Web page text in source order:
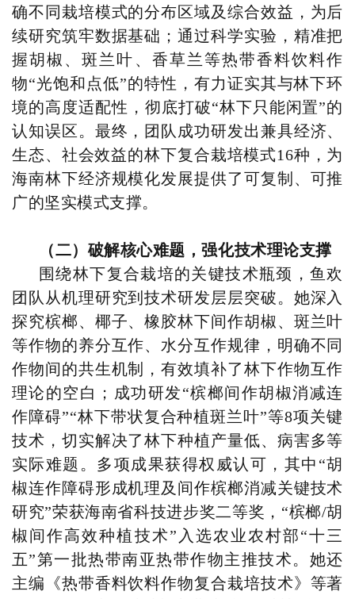
确不同栽培模式的分布区域及综合效益，为后
续研究筑牢数据基础；通过科学实验，精准把
握胡椒、斑兰叶、香草兰等热带香料饮料作
物“光饱和点低”的特性，有力证实其与林下环
境的高度适配性，彻底打破“林下只能闲置”的
认知误区。最终，团队成功研发出兼具经济、
生态、社会效益的林下复合栽培模式16种，为
海南林下经济规模化发展提供了可复制、可推
广的坚实模式支撑。
（二）破解核心难题，强化技术理论支撑
围绕林下复合栽培的关键技术瓶颈，鱼欢
团队从机理研究到技术研发层层突破。她深入
探究槟榔、椰子、橡胶林下间作胡椒、斑兰叶
等作物的养分互作、水分互作规律，明确不同
作物间的共生机制，有效填补了林下作物互作
理论的空白；成功研发“槟榔间作胡椒消减连
作障碍”“林下带状复合种植斑兰叶”等8项关键
技术，切实解决了林下种植产量低、病害多等
实际难题。多项成果获得权威认可，其中“胡
椒连作障碍形成机理及间作槟榔消减关键技术
研究”荣获海南省科技进步奖二等奖，“槟榔/胡
椒间作高效种植技术”入选农业农村部“十三
五”第一批热带南亚热带作物主推技术。她还
主编《热带香料饮料作物复合栽培技术》等著